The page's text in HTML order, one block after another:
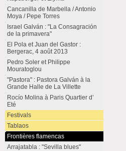
Cancanilla de Marbella / Antonio
Moya / Pepe Torres
Israel Galván : "La Consagración
de la primavera"
El Pola et Juan del Gastor :
Bergerac, 4 août 2013
Pedro Soler et Philippe
Mouratoglou
"Pastora" : Pastora Galván à la
Grande Halle de La Villette
Rocío Molina à Paris Quartier d’
Eté
Festivals
Tablaos
Frontières flamencas
Arrajatabla : "Sevilla blues"